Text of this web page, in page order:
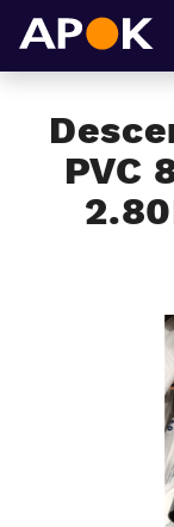
PVC